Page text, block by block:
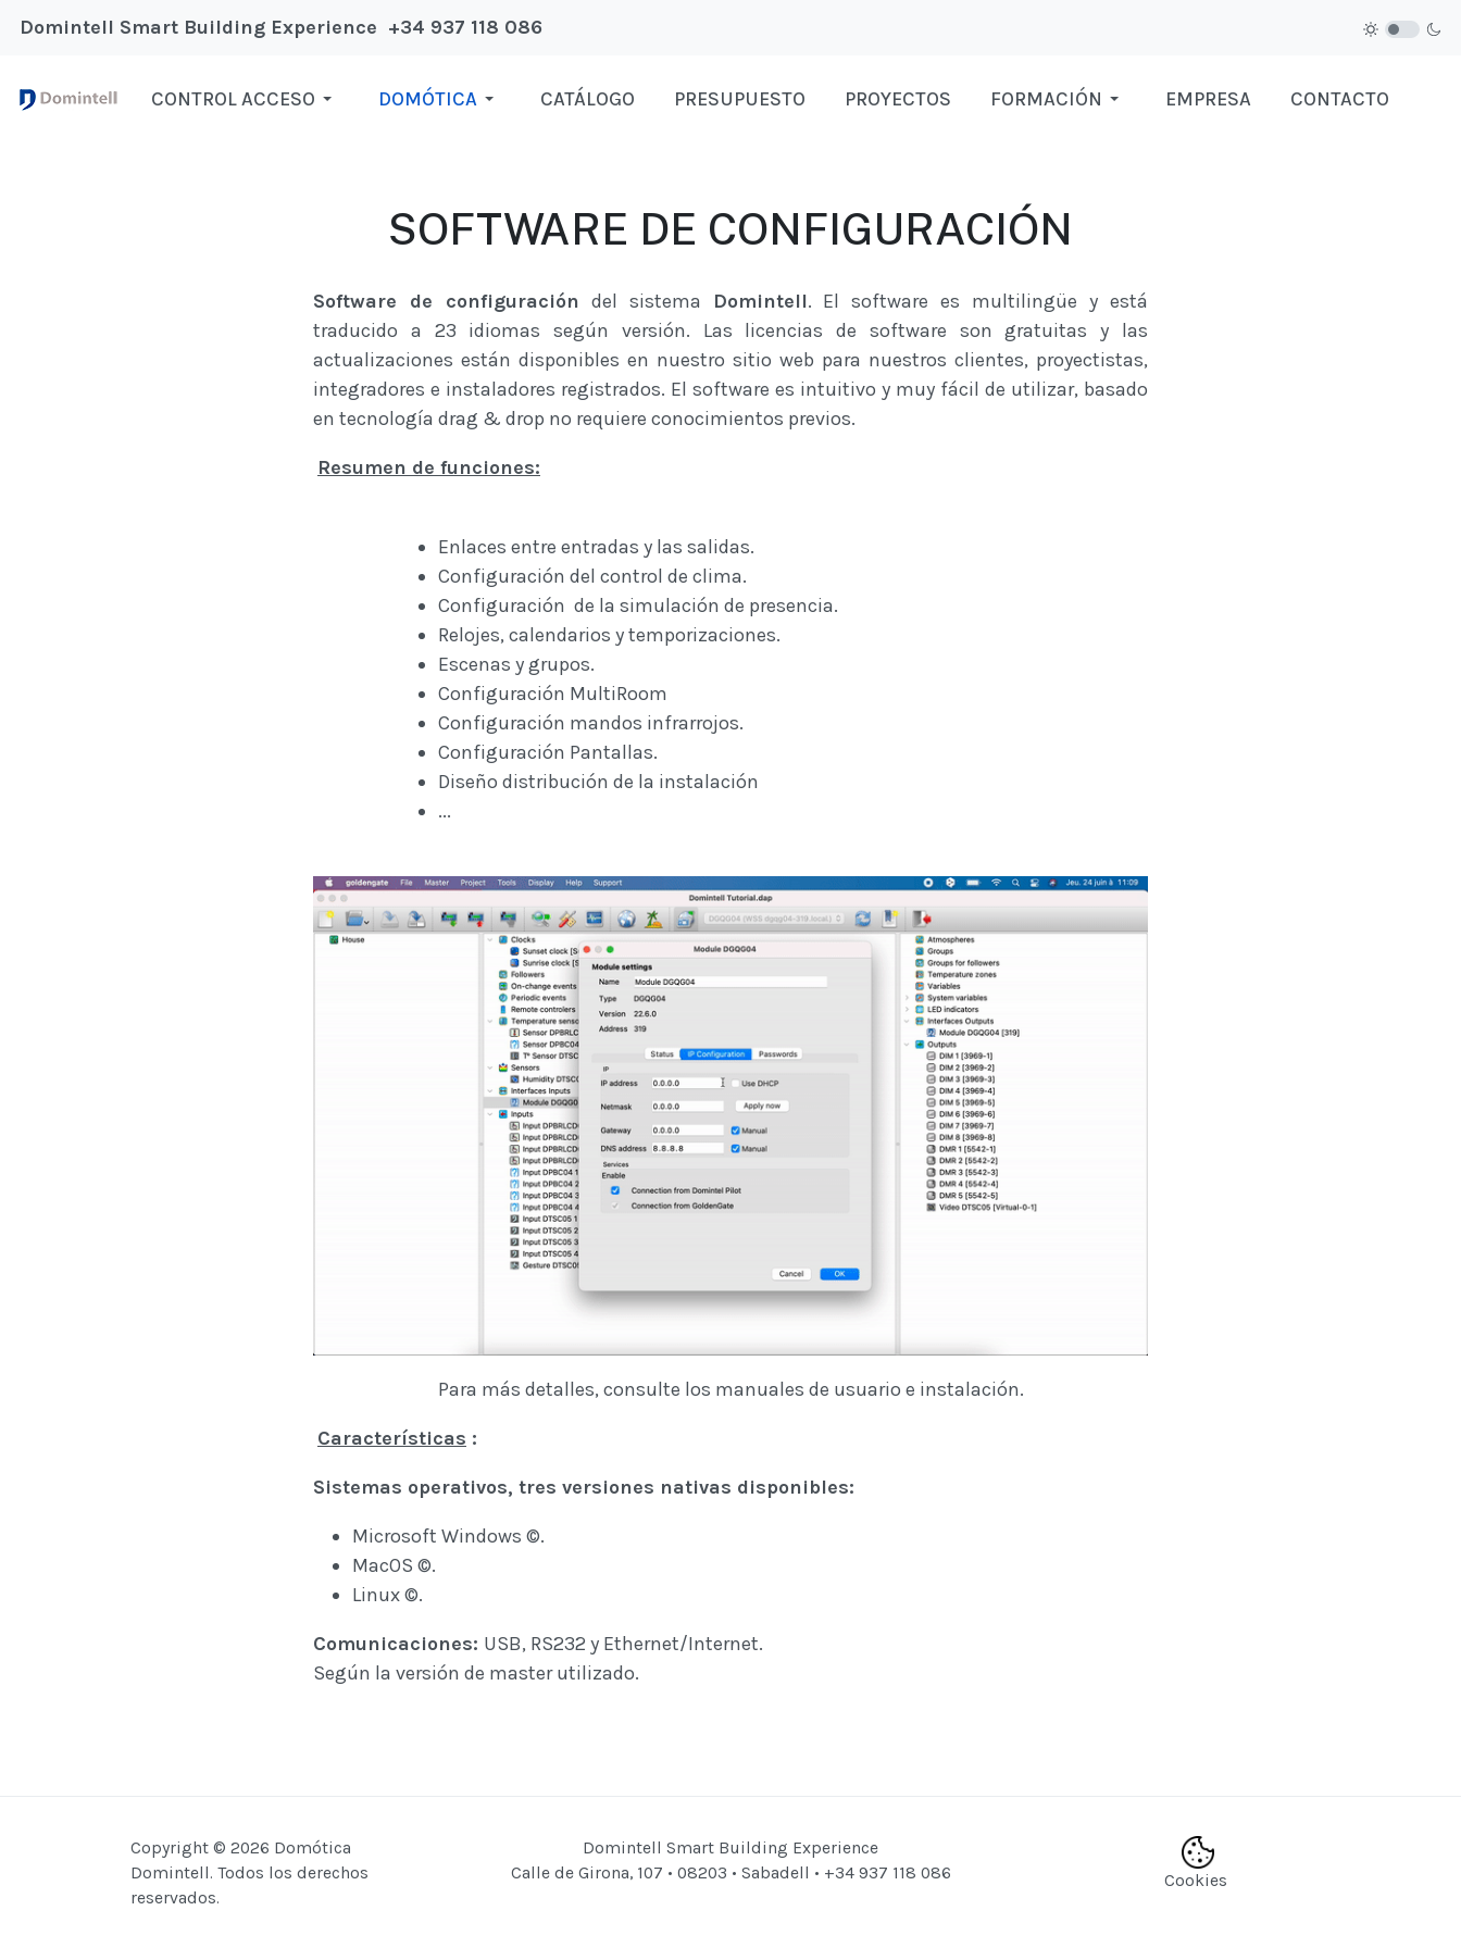
Domintell Smart Building Experience +34 937 118 086
CONTROL ACCESO DOMÓTICA CATÁLOGO PRESUPUESTO PROYECTOS FORMACIÓN EMPRESA CONTACTO
SOFTWARE DE CONFIGURACIÓN
Software de configuración del sistema Domintell. El software es multilingüe y está
traducido a 23 idiomas según versión. Las licencias de software son gratuitas y las
actualizaciones están disponibles en nuestro sitio web para nuestros clientes, proyectistas,
integradores e instaladores registrados. El software es intuitivo y muy fácil de utilizar, basado
en tecnología drag & drop no requiere conocimientos previos.
Resumen de funciones:
Enlaces entre entradas y las salidas.
Configuración del control de clima.
Configuración de la simulación de presencia.
Relojes, calendarios y temporizaciones.
Escenas y grupos.
Configuración MultiRoom
Configuración mandos infrarrojos.
Configuración Pantallas.
Diseño distribución de la instalación
...
Para más detalles, consulte los manuales de usuario e instalación.
Características :
Sistemas operativos, tres versiones nativas disponibles:
Microsoft Windows ©.
MacOS ©.
Linux ©.
Comunicaciones: USB, RS232 y Ethernet/Internet.
Según la versión de master utilizado.
Copyright © 2026 Domótica
Domintell. Todos los derechos
reservados.
Domintell Smart Building Experience
Calle de Girona, 107 • 08203 • Sabadell • +34 937 118 086
Cookies